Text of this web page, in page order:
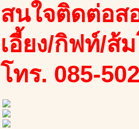
สนใจติดต่อส
เอี้ยง/กิฟท์/ส้
โทร. 085-